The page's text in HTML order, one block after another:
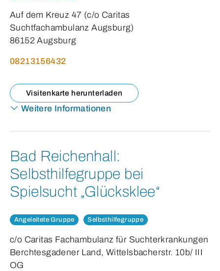
Auf dem Kreuz 47 (c/o Caritas
Suchtfachambulanz Augsburg)
86152 Augsburg
08213156432
Visitenkarte herunterladen
Weitere Informationen
Bad Reichenhall:
Selbsthilfegruppe bei
Spielsucht „Glücksklee“
Angeleitete Gruppe Selbsthilfegruppe
c/o Caritas Fachambulanz für Suchterkrankungen
Berchtesgadener Land, Wittelsbacherstr. 10b/ III
OG